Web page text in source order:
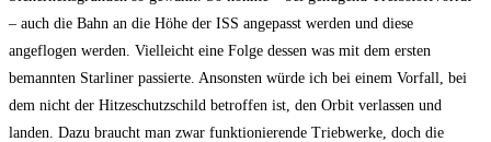
– auch die Bahn an die Höhe der ISS angepasst werden und diese
angeflogen werden. Vielleicht eine Folge dessen was mit dem ersten
bemannten Starliner passierte. Ansonsten würde ich bei einem Vorfall, bei
dem nicht der Hitzeschutzschild betroffen ist, den Orbit verlassen und
landen. Dazu braucht man zwar funktionierende Triebwerke, doch die